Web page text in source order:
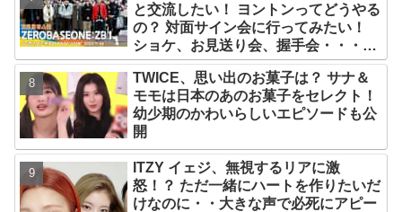
と交流したい！ ヨントンってどうやる
の？ 対面サイン会に行ってみたい！
ショケ、お見送り会、握手会・・・リ
リースイベントあれこれを紹介
TWICE、思い出のお菓子は？ サナ＆
モモは日本のあのお菓子をセレクト！
幼少期のかわいらしいエピソードも公
開
ITZY イェジ、無視するリアに激
怒！？ ただ一緒にハートを作りたいだ
けなのに・・大きな声で必死にアピー